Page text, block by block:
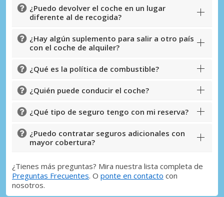
¿Puedo devolver el coche en un lugar
diferente al de recogida?
¿Hay algún suplemento para salir a otro país
con el coche de alquiler?
¿Qué es la política de combustible?
¿Quién puede conducir el coche?
¿Qué tipo de seguro tengo con mi reserva?
¿Puedo contratar seguros adicionales con
mayor cobertura?
¿Tienes más preguntas? Mira nuestra lista completa de
Preguntas Frecuentes. O ponte en contacto con
nosotros.